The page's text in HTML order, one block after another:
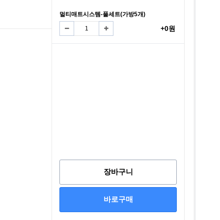
멀티매트시스템-풀세트(가방5개)
+0원
장바구니
바로구매